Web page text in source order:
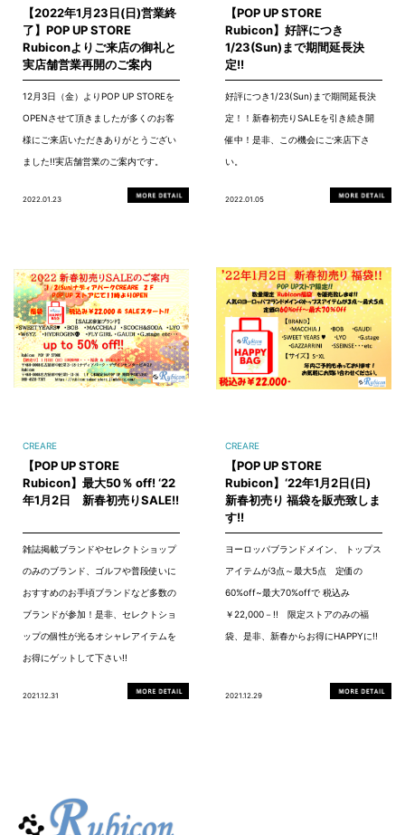
【2022年1月23日(日)営業終
了】POP UP STORE
Rubiconよりご来店の御礼と
実店舗営業再開のご案内
12月3日（金）よりPOP UP STOREを
OPENさせて頂きましたが多くのお客
様にご来店いただきありがとうござい
ました!!実店舗営業のご案内です。
2022.01.23
【POP UP STORE
Rubicon】好評につき
1/23(Sun)まで期間延長決
定!!
好評につき1/23(Sun)まで期間延長決
定！！新春初売りSALEを引き続き開
催中！是非、この機会にご来店下さ
い。
2022.01.05
CREARE
【POP UP STORE
Rubicon】最大50％ off! ‘22
年1月2日 新春初売りSALE!!
雑誌掲載ブランドやセレクトショップ
のみのブランド、ゴルフや普段使いに
おすすめのお手頃ブランドなど多数の
ブランドが参加！是非、セレクトショ
ップの個性が光るオシャレアイテムを
お得にゲットして下さい!!
2021.12.31
CREARE
【POP UP STORE
Rubicon】‘22年1月2日(日)
新春初売り 福袋を販売致しま
す!!
ヨーロッパブランドメイン、 トップス
アイテムが3点～最大5点 定価の
60%off~最大70%offで 税込み
￥22,000－!! 限定ストアのみの福
袋、是非、新春からお得にHAPPYに!!
2021.12.29